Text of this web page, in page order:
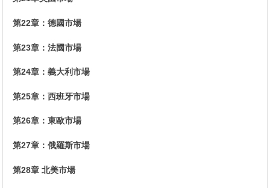
第22章：德國市場
第23章：法國市場
第24章：義大利市場
第25章：西班牙市場
第26章：東歐市場
第27章：俄羅斯市場
第28章 北美市場